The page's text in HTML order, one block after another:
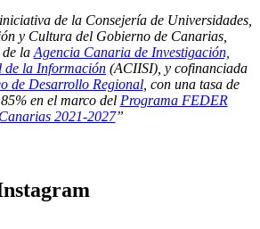
de la Consejería de Universidades,
y Cultura del Gobierno de Canarias,
de la Agencia Canaria de Investigación,
de la Información (ACIISI), y cofinanciada
de Desarrollo Regional, con una tasa de
en el marco del Programa FEDER
Canarias 2021-2027”